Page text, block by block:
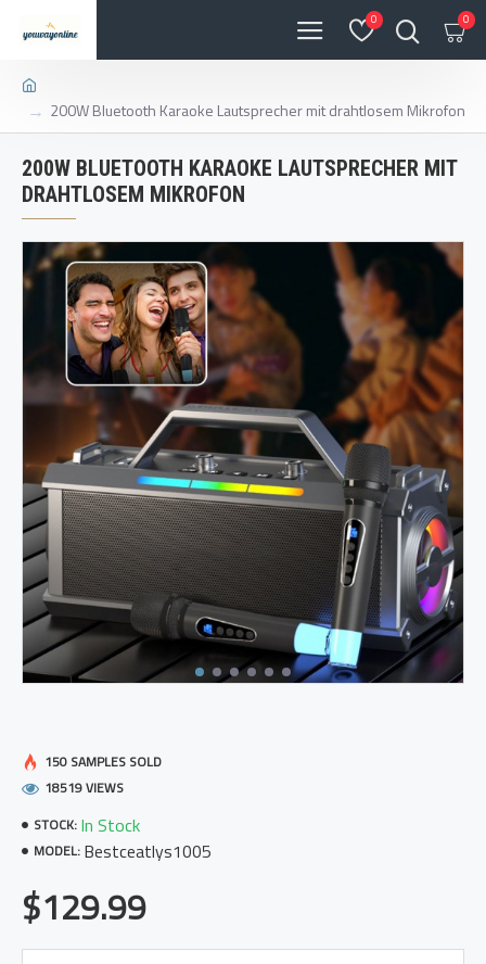
0 0
200W Bluetooth Karaoke Lautsprecher mit drahtlosem Mikrofon
200W BLUETOOTH KARAOKE LAUTSPRECHER MIT
DRAHTLOSEM MIKROFON
STOCK: In Stock
MODEL: Bestceatlys1005
150 SAMPLES SOLD
18519 VIEWS
$129.99